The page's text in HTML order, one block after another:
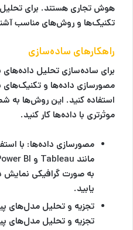
هوش تجاری هستند. برای تحلیل
تکنیک‌ها و روش‌های مناسب
راهکارهای ساده‌سازی
برای ساده‌سازی تحلیل
مصورسازی داده‌ها و
استفاده کنید. این روش‌ها به
موثرتری با داده‌ها کار کنید.
مصورسازی داده‌ها: با
به صورت گرافیکی
یابید.
تجزیه و تحلیل مدل‌های
تجزیه و تحلیل مدل‌های